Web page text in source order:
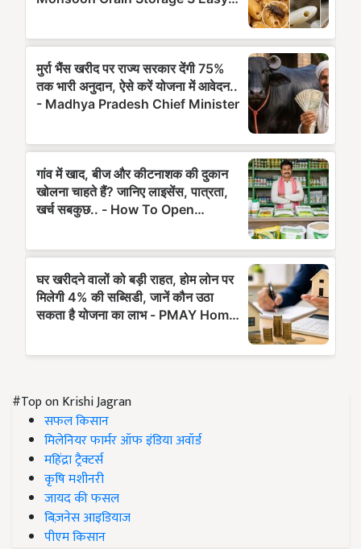
#Top on Krishi Jagran
सफल किसान
मिलेनियर फार्मर ऑफ इंडिया अवॉर्ड
महिंद्रा ट्रैक्टर्स
कृषि मशीनरी
जायद की फसल
बिज़नेस आइडियाज
पीएम किसान